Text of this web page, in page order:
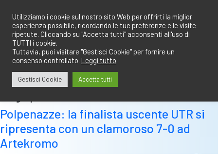
contenuto
Polpenazze: la finalista uscente UTR si
ripresenta con un clamoroso 7-0 ad
Artekromo
Utilizziamo i cookie sul nostro sito Web per offrirti la miglior
esperienza possibile, ricordando le tue preferenze e le visite
ripetute. Cliccando su "Accetta tutti" acconsenti all'uso di
TUTTI i cookie.
Tuttavia, puoi visitare "Gestisci Cookie" per fornire un
consenso controllato. Leggi tutto
Gestisci Cookie Accetta tutti